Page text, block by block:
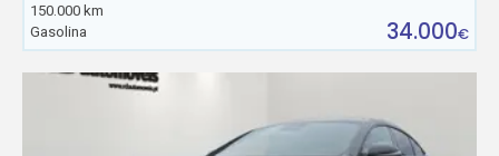
150.000 km
Gasolina
34.000€